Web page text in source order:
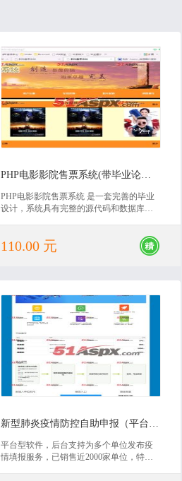
PHP电影影院售票系统(带毕业论文)源码
PHP电影影院售票系统 是一套完善的毕业
设计，系统具有完整的源代码和数据库，
值，欢迎下载。
110.00 元
新型肺炎疫情防控自助申报（平台版）源码
平台型软件，后台支持为多个单位发布疫
情填报服务，已销售近2000家单位，特殊